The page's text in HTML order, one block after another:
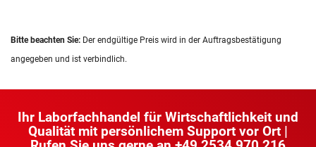
Bitte beachten Sie: Der endgültige Preis wird in der Auftragsbestätigung
angegeben und ist verbindlich.
Ihr Laborfachhandel für Wirtschaftlichkeit und
Qualität mit persönlichem Support vor Ort |